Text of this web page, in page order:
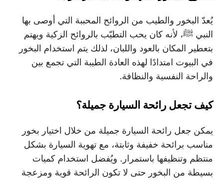
يُعدّ البخور والطيب من الروائح المحببة التي أوصى بها
النبي ﷺ، لأنه كان يحب التطيّب بالروائح الزكية ويهتم
بتعطير المكان بالعود واللبان، لذلك يتم استخدام البخور
في البيوت امتدادًا لهذه العادة الطيبة التي تجمع بين
والراحة النفسية والنظافة.
كيف تجعل رائحة السيارة جميلة؟
يمكن جعل رائحة السيارة جميلة من خلال اختيار بخور
مناسب برائحة خفيفة وثابتة، مع تهوية السيارة بشكل
منتظم وتنظيفها باستمرار. ويُفضل استخدام كميات
بسيطة من البخور حتى لا تكون الرائحة قوية ومزعجة